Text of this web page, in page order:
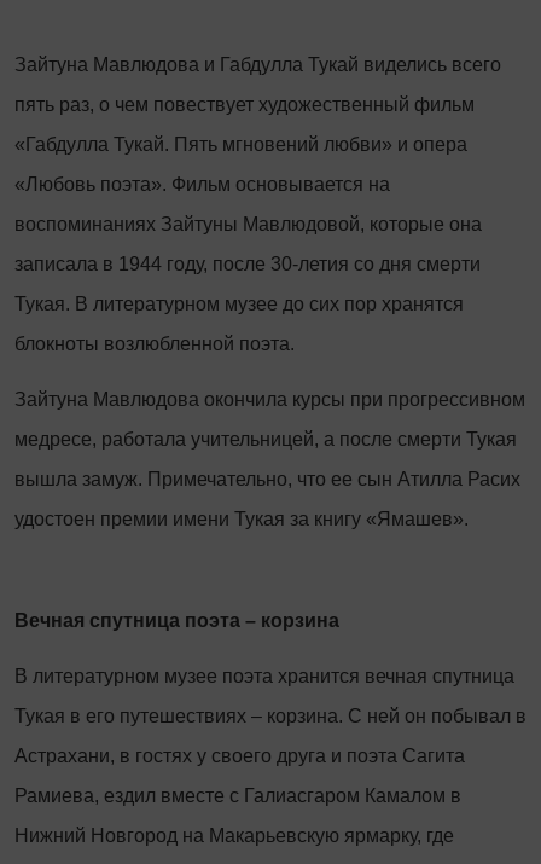
Зайтуна Мавлюдова и Габдулла Тукай виделись всего
пять раз, о чем повествует художественный фильм
«Габдулла Тукай. Пять мгновений любви» и опера
«Любовь поэта». Фильм основывается на
воспоминаниях Зайтуны Мавлюдовой, которые она
записала в 1944 году, после 30-летия со дня смерти
Тукая. В литературном музее до сих пор хранятся
блокноты возлюбленной поэта.
Зайтуна Мавлюдова окончила курсы при прогрессивном
медресе, работала учительницей, а после смерти Тукая
вышла замуж. Примечательно, что ее сын Атилла Расих
удостоен премии имени Тукая за книгу «Ямашев».
Вечная спутница поэта – корзина
В литературном музее поэта хранится вечная спутница
Тукая в его путешествиях – корзина. С ней он побывал в
Астрахани, в гостях у своего друга и поэта Сагита
Рамиева, ездил вместе с Галиасгаром Камалом в
Нижний Новгород на Макарьевскую ярмарку, где